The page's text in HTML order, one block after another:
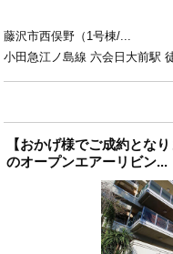
藤沢市西俣野（1号棟/...
小田急江ノ島線 六会日大前駅
【おかげ様でご成約とな
のオープンエアーリビン...